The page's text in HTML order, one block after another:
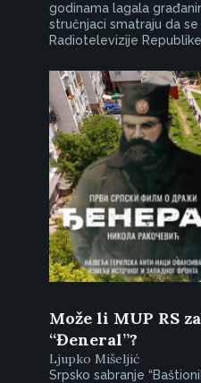
godinama lagala
stručnjaci smatraju da
Radiotelevizije Republike
Može li MUP RS
“Đeneral”?
Ljupko Mišeljić
Srpsko sabranje